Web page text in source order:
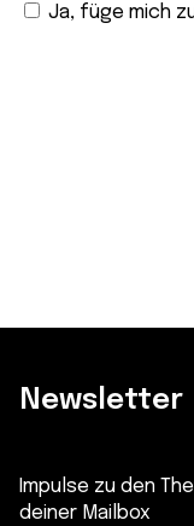
Ja, füge mich
Newsletter
Impulse zu den
deiner Mailbox